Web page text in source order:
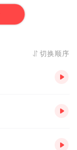
切换顺序